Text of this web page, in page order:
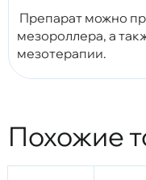
Препарат можно
мезороллера, а
мезотерапии.
Похожие